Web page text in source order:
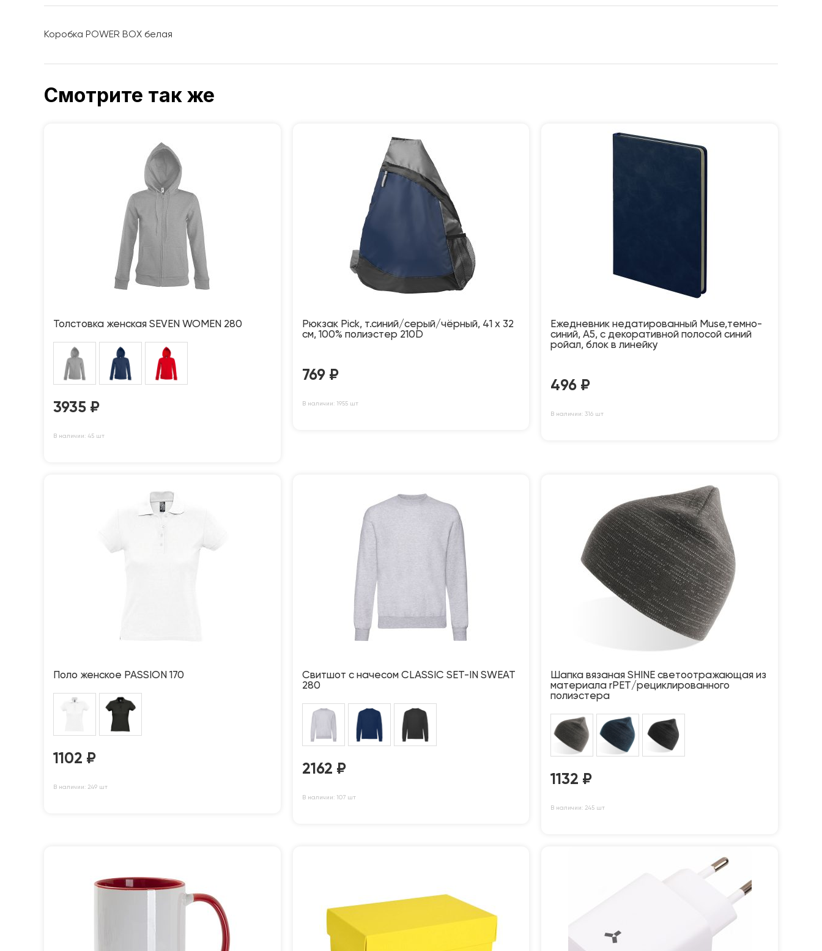
Коробка POWER BOX белая
Смотрите так же
Толстовка женская SEVEN WOMEN 280
3935 ₽
В наличии: 45 шт
Рюкзак Pick, т.синий/серый/чёрный, 41 x 32
см, 100% полиэстер 210D
769 ₽
В наличии: 1955 шт
Ежедневник недатированный Muse,темно-
синий, А5, с декоративной полосой синий
ройал, блок в линейку
496 ₽
В наличии: 316 шт
Поло женское PASSION 170
1102 ₽
В наличии: 249 шт
Свитшот с начесом CLASSIC SET-IN SWEAT
280
2162 ₽
В наличии: 107 шт
Шапка вязаная SHINE светоотражающая из
материала rPET/рециклированного
полиэстера
1132 ₽
В наличии: 245 шт